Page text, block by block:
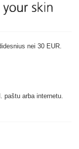
nei 30 EUR.
paštu arba internetu.